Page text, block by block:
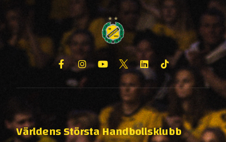
Världens Största Handbollsklubb